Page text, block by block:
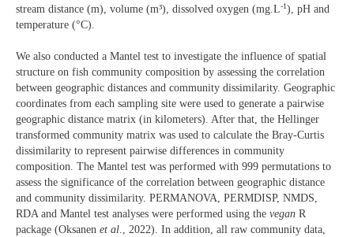
stream distance (m), volume (m³), dissolved oxygen (mg.L-1), pH and
temperature (°C).
We also conducted a Mantel test to investigate the influence of spatial
structure on fish community composition by assessing the correlation
between geographic distances and community dissimilarity. Geographic
coordinates from each sampling site were used to generate a pairwise
geographic distance matrix (in kilometers). After that, the Hellinger
transformed community matrix was used to calculate the Bray-Curtis
dissimilarity to represent pairwise differences in community
composition. The Mantel test was performed with 999 permutations to
assess the significance of the correlation between geographic distance
and community dissimilarity. PERMANOVA, PERMDISP, NMDS,
RDA and Mantel test analyses were performed using the vegan R
package (Oksanen et al., 2022). In addition, all raw community data,